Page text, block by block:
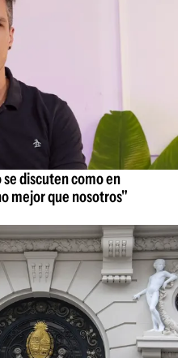
se discuten como en
mejor que nosotros"